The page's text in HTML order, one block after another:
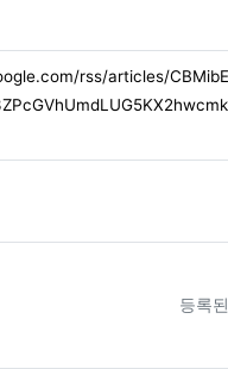
rss/articles/
결
등록